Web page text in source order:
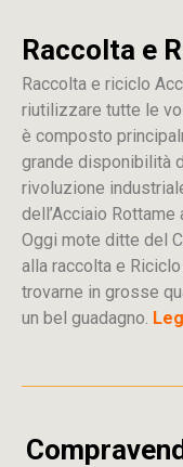
Raccolta e
Raccolta e riciclo
riutilizzare tutte le
è composto
grande disponibilità
rivoluzione
dell’Acciaio
Oggi mote ditte del
alla raccolta e
trovarne in grosse
un bel guadagno.